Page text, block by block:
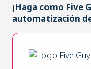
¡Haga como Five
automatización